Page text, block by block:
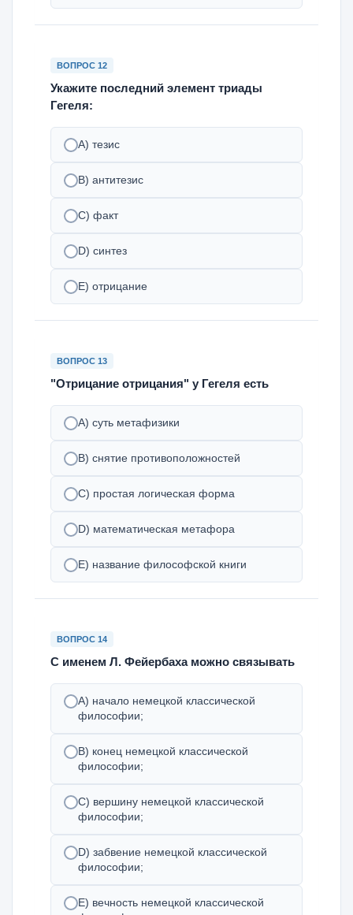
ВОПРОС 12
Укажите последний элемент триады
Гегеля:
A) тезис
B) антитезис
C) факт
D) синтез
E) отрицание
ВОПРОС 13
"Отрицание отрицания" у Гегеля есть
A) суть метафизики
B) снятие противоположностей
C) простая логическая форма
D) математическая метафора
E) название философской книги
ВОПРОС 14
С именем Л. Фейербаха можно связывать
A) начало немецкой классической
философии;
B) конец немецкой классической
философии;
C) вершину немецкой классической
философии;
D) забвение немецкой классической
философии;
E) вечность немецкой классической